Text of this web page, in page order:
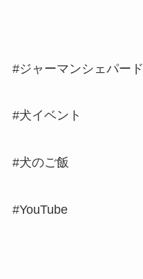
#ジャーマンシェパード
#犬イベント
#犬のご飯
#YouTube